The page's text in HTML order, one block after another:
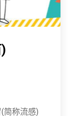
简称流感)